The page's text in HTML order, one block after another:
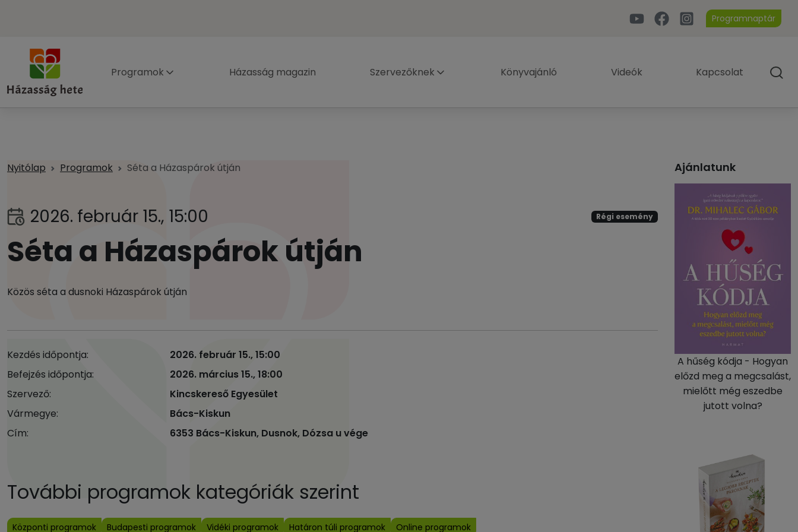
Programnaptár
Programok Házasság magazin Szervezőknek Könyvajánló Videók Kapcsolat
Nyitólap Programok Séta a Házaspárok útján
2026. február 15., 15:00 Régi esemény
Séta a Házaspárok útján
Közös séta a dusnoki Házaspárok útján
Kezdés időpontja:
2026. február 15., 15:00
Befejzés időpontja:
2026. március 15., 18:00
Szervező:
Kincskereső Egyesület
Vármegye:
Bács-Kiskun
Cím:
6353 Bács-Kiskun, Dusnok, Dózsa u vége
További programok kategóriák szerint
Központi programok Budapesti programok Vidéki programok Határon túli programok Online programok
Ajánlatunk
A hűség kódja - Hogyan
előzd meg a megcsalást,
mielőtt még eszedbe
jutott volna?